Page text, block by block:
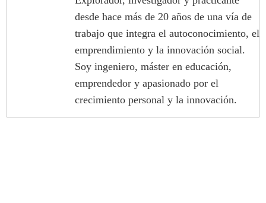
desde hace más de 20 años de una vía de
trabajo que integra el autoconocimiento, el
emprendimiento y la innovación social.
Soy ingeniero, máster en educación,
emprendedor y apasionado por el
crecimiento personal y la innovación.